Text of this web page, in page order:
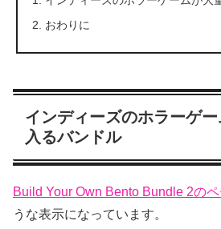
おわりに
インディーズのホラーゲ
入るバンドル
Build Your Own Bento Bundle 2の
うな表示になっています。